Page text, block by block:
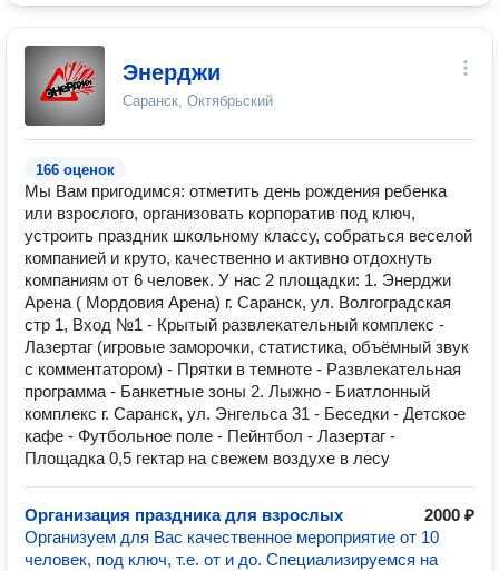
Энерджи
Саранск, Октябрьский
166 оценок
Мы Вам пригодимся: отметить день рождения ребенка
или взрослого, организовать корпоратив под ключ,
устроить праздник школьному классу, собраться веселой
компанией и круто, качественно и активно отдохнуть
компаниям от 6 человек. У нас 2 площадки: 1. Энерджи
Арена ( Мордовия Арена) г. Саранск, ул. Волгоградская
стр 1, Вход №1 - Крытый развлекательный комплекс -
Лазертаг (игровые заморочки, статистика, объёмный звук
с комментатором) - Прятки в темноте - Развлекательная
программа - Банкетные зоны 2. Лыжно - Биатлонный
комплекс г. Саранск, ул. Энгельса 31 - Беседки - Детское
кафе - Футбольное поле - Пейнтбол - Лазертаг -
Площадка 0,5 гектар на свежем воздухе в лесу
Организация праздника для взрослых
2000 ₽
Организуем для Вас качественное мероприятие от 10
человек, под ключ, т.е. от и до. Специализируемся на